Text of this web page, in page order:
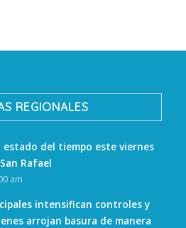
REGIONALES
estado del tiempo este viernes
Rafael
am
intensifican controles y
arrojan basura de manera